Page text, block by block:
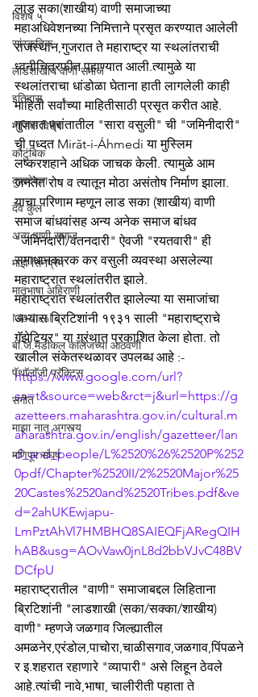
विशेष ५
सांस्कृतिक
लाडशाखीय वाणी समाज
इतिहास
मासिक विशेष
कौटुंबिक
कुलदेवता
देव कुल
अन्य वाणी समाज
माझे सिनेप्रेम
मातृभाषा अहिराणी
Medical
बी.जे.मेडीकल काॅलेजच्या आठवणी
पॅथाॅलाॅजी प्रॅक्टिस
संगीत
माझा नातू अगस्त्य
मणिपूर संघर्ष
लाड सका(शाखीय) वाणी समाजाच्या
महाअधिवेशनच्या निमित्ताने प्रसृत करण्यात आलेली
राजस्थान,गुजरात ते महाराष्ट्र या स्थलांतराची
ध्वनीचित्रफीत पहाण्यात आली.त्यामुळे या
स्थलांतराचा धांडोळा घेताना हाती लागलेली काही
माहिती सर्वांच्या माहितीसाठी प्रसृत करीत आहे.
गुजरात प्रांतातील "सारा वसुली" ची "जमिनीदारी"
ची पध्दत Mirăt-i-Áhmedi या मुस्लिम
लष्करशहाने अधिक जाचक केली. त्यामुळे आम
जनतेत रोष व त्यातून मोठा असंतोष निर्माण झाला.
याचा परिणाम म्हणून लाड सका (शाखीय) वाणी
समाज बांधवांसह अन्य अनेक समाज बांधव
"जमिनदारी/वतनदारी" ऐवजी "रयतवारी" ही
समाधानकारक कर वसुली व्यवस्था असलेल्या
महाराष्ट्रात स्थलांतरीत झाले.
महाराष्ट्रात स्थलांतरीत झालेल्या या समाजांचा
अभ्यास ब्रिटिशांनी १९३१ साली "महाराष्ट्राचे
गॅझेटियर" या ग्रंथात प्रकाशित केला होता. तो
खालील संकेतस्थळावर उपलब्ध आहे :-
https://www.google.com/url?
sa=t&source=web&rct=j&url=https://g
azetteers.maharashtra.gov.in/cultural.m
aharashtra.gov.in/english/gazetteer/lan
d_and_people/L%2520%26%2520P%252
0pdf/Chapter%2520II/2%2520Major%25
20Castes%2520and%2520Tribes.pdf&ve
d=2ahUKEwjapu-
LmPztAhVl7HMBHQ8SAIEQFjARegQIH
hAB&usg=AOvVaw0jnL8d2bbVJvC48BV
DCfpU
महाराष्ट्रातील "वाणी" समाजाबद्दल लिहिताना
ब्रिटिशांनी "लाडशाखी (सका/सक्का/शाखीय)
वाणी" म्हणजे जळगाव जिल्ह्यातील
अमळनेर,एरंडोल,पाचोरा,चाळीसगाव,जळगाव,पिंपळने
र इ.शहरात रहाणारे "व्यापारी" असे लिहून ठेवले
आहे.त्यांची नावे,भाषा, चालीरीती पहाता ते